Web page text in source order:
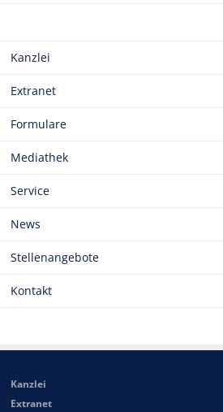
Kanzlei
Extranet
Formulare
Mediathek
Service
News
Stellenangebote
Kontakt
Kanzlei
Extranet